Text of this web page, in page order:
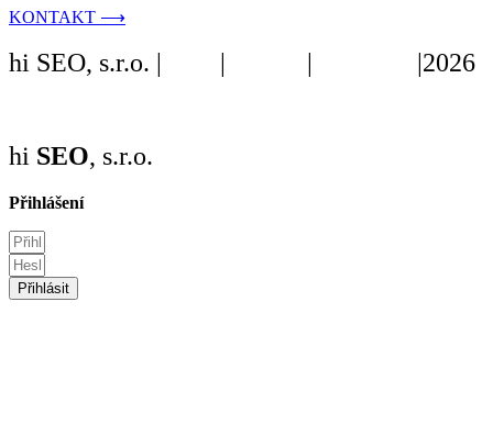
KONTAKT ⟶
hi SEO, s.r.o. | |2026
hi SEO, s.r.o.
Přihlášení
Přihlásit